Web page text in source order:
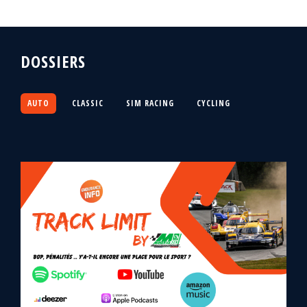
DOSSIERS
AUTO CLASSIC SIM RACING CYCLING